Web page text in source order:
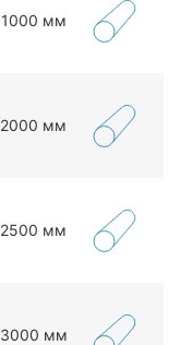
1000 мм
2000 мм
2500 мм
3000 мм